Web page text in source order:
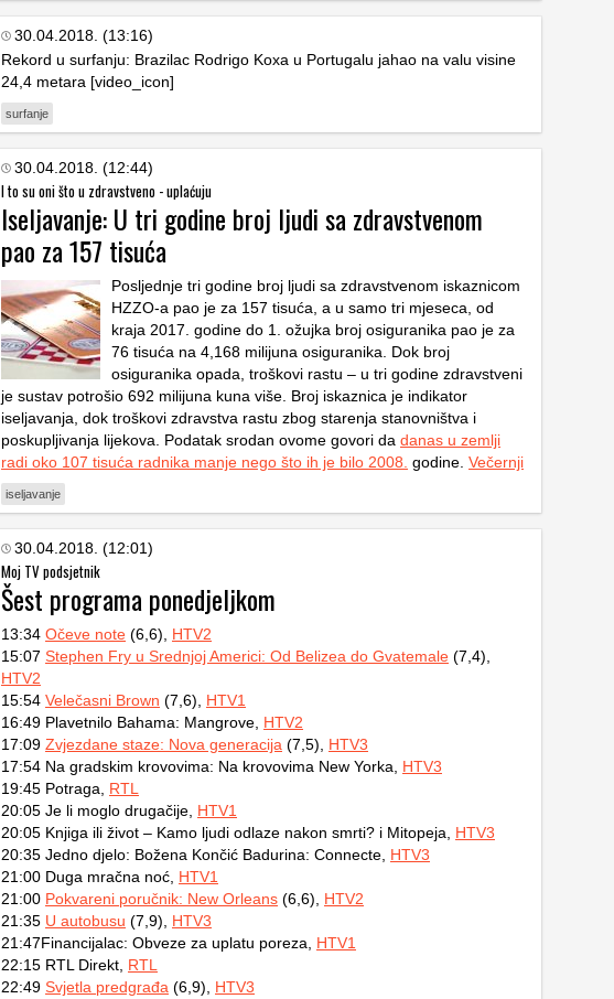
30.04.2018. (13:16)
Rekord u surfanju: Brazilac Rodrigo Koxa u Portugalu jahao na valu visine
24,4 metara [video_icon]
surfanje
30.04.2018. (12:44)
I to su oni što u zdravstveno - uplaćuju
Iseljavanje: U tri godine broj ljudi sa zdravstvenom
pao za 157 tisuća
Posljednje tri godine broj ljudi sa zdravstvenom iskaznicom
HZZO-a pao je za 157 tisuća, a u samo tri mjeseca, od
kraja 2017. godine do 1. ožujka broj osiguranika pao je za
76 tisuća na 4,168 milijuna osiguranika. Dok broj
osiguranika opada, troškovi rastu – u tri godine zdravstveni
je sustav potrošio 692 milijuna kuna više. Broj iskaznica je indikator
iseljavanja, dok troškovi zdravstva rastu zbog starenja stanovništva i
poskupljivanja lijekova. Podatak srodan ovome govori da danas u zemlji
radi oko 107 tisuća radnika manje nego što ih je bilo 2008. godine. Večernji
iseljavanje
30.04.2018. (12:01)
Moj TV podsjetnik
Šest programa ponedjeljkom
13:34 Očeve note (6,6), HTV2
15:07 Stephen Fry u Srednjoj Americi: Od Belizea do Gvatemale (7,4),
HTV2
15:54 Velečasni Brown (7,6), HTV1
16:49 Plavetnilo Bahama: Mangrove, HTV2
17:09 Zvjezdane staze: Nova generacija (7,5), HTV3
17:54 Na gradskim krovovima: Na krovovima New Yorka, HTV3
19:45 Potraga, RTL
20:05 Je li moglo drugačije, HTV1
20:05 Knjiga ili život – Kamo ljudi odlaze nakon smrti? i Mitopeja, HTV3
20:35 Jedno djelo: Božena Končić Badurina: Connecte, HTV3
21:00 Duga mračna noć, HTV1
21:00 Pokvareni poručnik: New Orleans (6,6), HTV2
21:35 U autobusu (7,9), HTV3
21:47Financijalac: Obveze za uplatu poreza, HTV1
22:15 RTL Direkt, RTL
22:49 Svjetla predgrađa (6,9), HTV3